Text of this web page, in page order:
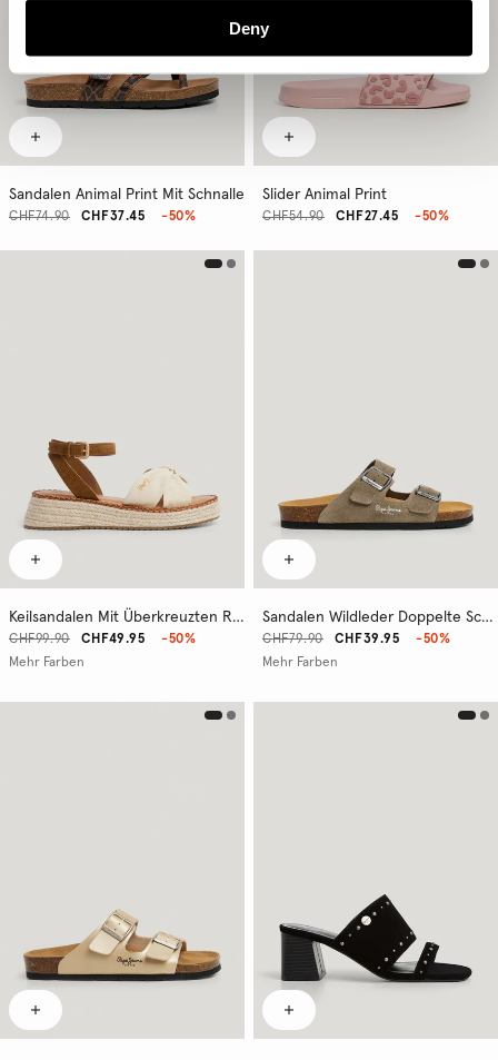
Deny
Sandalen Animal Print Mit Schnalle
CHF37.45
CHF74.90 -50%
Slider Animal Print
CHF27.45
CHF54.90 -50%
Keilsandalen Mit Überkreuzten Riemen
CHF49.95
CHF99.90
-50%
Mehr Farben
Sandalen Wildleder Doppelte Schnalle
CHF39.95
CHF79.90
-50%
Mehr Farben